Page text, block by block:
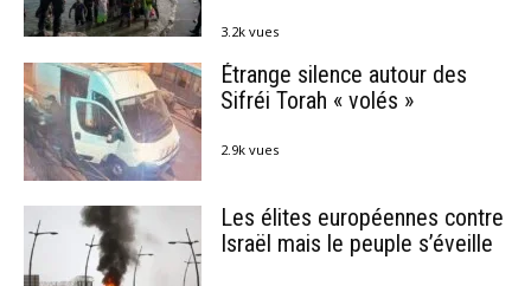
3.2k vues
Étrange silence autour des
Sifréi Torah « volés »
2.9k vues
Les élites européennes contre
Israël mais le peuple s’éveille